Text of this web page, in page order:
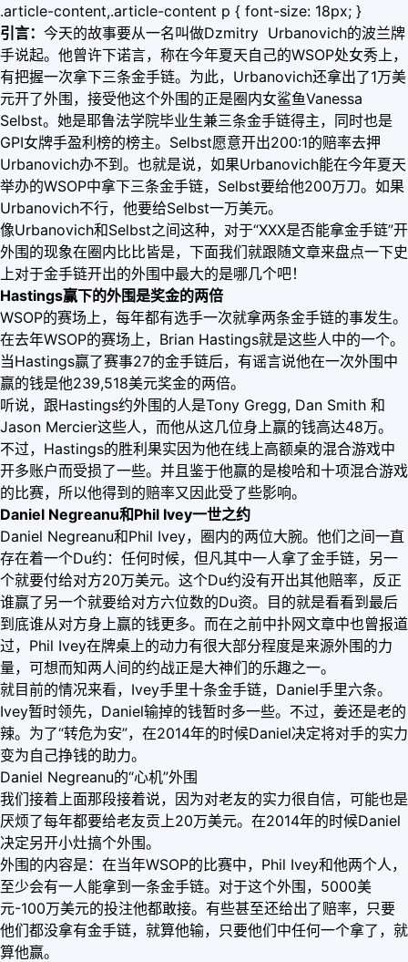
.article-content,.article-content p { font-size: 18px; }
引言： 今天的故事要从一名叫做Dzmitry Urbanovich的波兰牌
手说起。他曾许下诺言，称在今年夏天自己的WSOP处女秀上，
有把握一次拿下三条金手链。为此，Urbanovich还拿出了1万美
元开了外围，接受他这个外围的正是圈内女鲨鱼Vanessa
Selbst。她是耶鲁法学院毕业生兼三条金手链得主，同时也是
GPI女牌手盈利榜的榜主。Selbst愿意开出200:1的赔率去押
Urbanovich办不到。也就是说，如果Urbanovich能在今年夏天
举办的WSOP中拿下三条金手链，Selbst要给他200万刀。如果
Urbanovich不行，他要给Selbst一万美元。
像Urbanovich和Selbst之间这种，对于“XXX是否能拿金手链”开
外围的现象在圈内比比皆是，下面我们就跟随文章来盘点一下史
上对于金手链开出的外围中最大的是哪几个吧！
Hastings赢下的外围是奖金的两倍
WSOP的赛场上，每年都有选手一次就拿两条金手链的事发生。
在去年WSOP的赛场上，Brian Hastings就是这些人中的一个。
当Hastings赢了赛事27的金手链后，有谣言说他在一次外围中
赢的钱是他239,518美元奖金的两倍。
听说，跟Hastings约外围的人是Tony Gregg, Dan Smith 和
Jason Mercier这些人，而他从这几位身上赢的钱高达48万。
不过，Hastings的胜利果实因为他在线上高额桌的混合游戏中
开多账户而受损了一些。并且鉴于他赢的是梭哈和十项混合游戏
的比赛，所以他得到的赔率又因此受了些影响。
Daniel Negreanu和Phil Ivey一世之约
Daniel Negreanu和Phil Ivey，圈内的两位大腕。他们之间一直
存在着一个Du约：任何时候，但凡其中一人拿了金手链，另一
个就要付给对方20万美元。这个Du约没有开出其他赔率，反正
谁赢了另一个就要给对方六位数的Du资。目的就是看看到最后
到底谁从对方身上赢的钱更多。而在之前中扑网文章中也曾报道
过，Phil Ivey在牌桌上的动力有很大部分程度是来源外围的力
量，可想而知两人间的约战正是大神们的乐趣之一。
就目前的情况来看，Ivey手里十条金手链，Daniel手里六条。
Ivey暂时领先，Daniel输掉的钱暂时多一些。不过，姜还是老的
辣。为了“转危为安”，在2014年的时候Daniel决定将对手的实力
变为自己挣钱的助力。
Daniel Negreanu的“心机”外围
我们接着上面那段接着说，因为对老友的实力很自信，可能也是
厌烦了每年都要给老友贡上20万美元。在2014年的时候Daniel
决定另开小灶搞个外围。
外围的内容是：在当年WSOP的比赛中，Phil Ivey和他两个人，
至少会有一人能拿到一条金手链。对于这个外围，5000美
元-100万美元的投注他都敢接。有些甚至还给出了赔率，只要
他们都没拿有金手链，就算他输，只要他们中任何一个拿了，就
算他赢。